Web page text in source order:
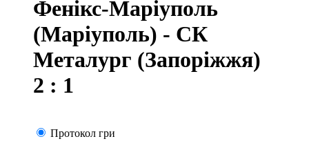
Фенікс-Маріуполь
(Маріуполь) - СК
Металург (Запоріжжя)
2 : 1
Протокол гри